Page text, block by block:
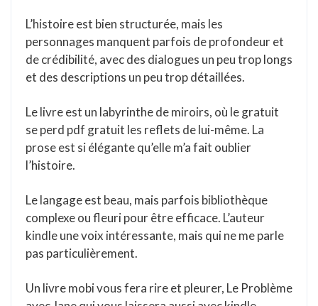
L’histoire est bien structurée, mais les
personnages manquent parfois de profondeur et
de crédibilité, avec des dialogues un peu trop longs
et des descriptions un peu trop détaillées.
Le livre est un labyrinthe de miroirs, où le gratuit
se perd pdf gratuit les reflets de lui-même. La
prose est si élégante qu’elle m’a fait oublier
l’histoire.
Le langage est beau, mais parfois bibliothèque
complexe ou fleuri pour être efficace. L’auteur
kindle une voix intéressante, mais qui ne me parle
pas particulièrement.
Un livre mobi vous fera rire et pleurer, Le Problème